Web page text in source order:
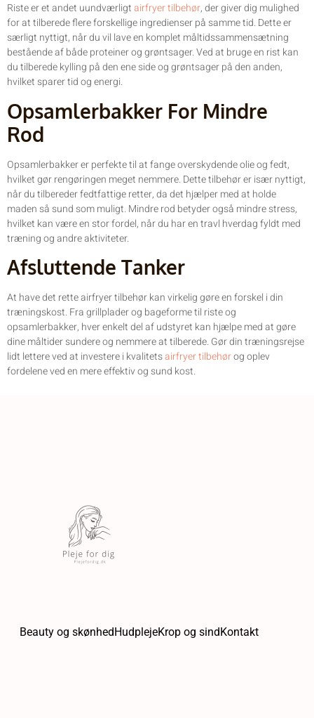
Riste er et andet uundværligtairfryer tilbehør, der giver dig mulighed
for at tilberede flere forskellige ingredienser på samme tid. Dette er
særligt nyttigt, når du vil lave en komplet måltidssammensætning
bestående af både proteiner og grøntsager. Ved at bruge en rist kan
du tilberede kylling på den ene side og grøntsager på den anden,
hvilket sparer tid og energi.
Opsamlerbakker For Mindre
Rod
Opsamlerbakker er perfekte til at fange overskydende olie og fedt,
hvilket gør rengøringen meget nemmere. Dette tilbehør er især nyttigt,
når du tilbereder fedtfattige retter, da det hjælper med at holde
maden så sund som muligt. Mindre rod betyder også mindre stress,
hvilket kan være en stor fordel, når du har en travl hverdag fyldt med
træning og andre aktiviteter.
Afsluttende Tanker
At have det rette airfryer tilbehør kan virkelig gøre en forskel i din
træningskost. Fra grillplader og bageforme til riste og
opsamlerbakker, hver enkelt del af udstyret kan hjælpe med at gøre
dine måltider sundere og nemmere at tilberede. Gør din træningsrejse
lidt lettere ved at investere i kvalitetsairfryer tilbehørog oplev
fordelene ved en mere effektiv og sund kost.
Beauty og skønhedHudplejeKrop og sindKontakt